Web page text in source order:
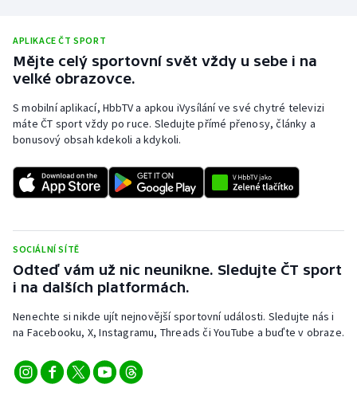
Ragby
Rychlobruslení
Rychlostní kanoistika
Short track
Stolní tenis
Triatlon
Veslování
Vodní slalom
APLIKACE ČT SPORT
Mějte celý sportovní svět vždy u sebe i na
velké obrazovce.
S mobilní aplikací, HbbTV a apkou iVysílání ve své chytré televizi
máte ČT sport vždy po ruce. Sledujte přímé přenosy, články a
bonusový obsah kdekoli a kdykoli.
SOCIÁLNÍ SÍTĚ
Odteď vám už nic neunikne. Sledujte ČT sport
i na dalších platformách.
Nenechte si nikde ujít nejnovější sportovní události. Sledujte nás i
na Facebooku, X, Instagramu, Threads či YouTube a buďte v obraze.